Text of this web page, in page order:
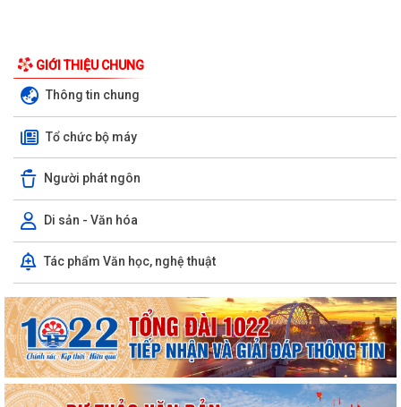
GIỚI THIỆU CHUNG
Thông tin chung
Tổ chức bộ máy
Người phát ngôn
Di sản - Văn hóa
Tác phẩm Văn học, nghệ thuật